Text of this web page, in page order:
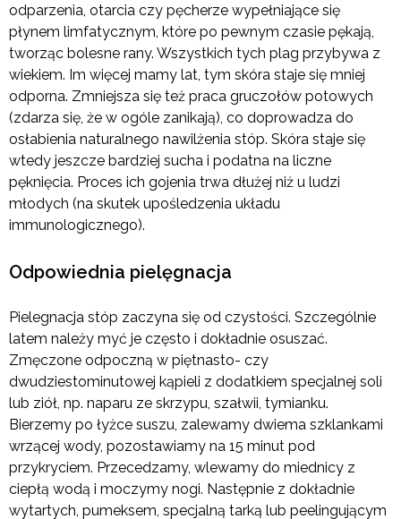
odparzenia, otarcia czy pęcherze wypełniające się
płynem limfatycznym, które po pewnym czasie pękają,
tworząc bolesne rany. Wszystkich tych plag przybywa z
wiekiem. Im więcej mamy lat, tym skóra staje się mniej
odporna. Zmniejsza się też praca gruczołów potowych
(zdarza się, że w ogóle zanikają), co doprowadza do
osłabienia naturalnego nawilżenia stóp. Skóra staje się
wtedy jeszcze bardziej sucha i podatna na liczne
pęknięcia. Proces ich gojenia trwa dłużej niż u ludzi
młodych (na skutek upośledzenia układu
immunologicznego).
Odpowiednia pielęgnacja
Pielegnacja stóp zaczyna się od czystości. Szczególnie
latem należy myć je często i dokładnie osuszać.
Zmęczone odpoczną w piętnasto- czy
dwudziestominutowej kąpieli z dodatkiem specjalnej soli
lub ziół, np. naparu ze skrzypu, szałwii, tymianku.
Bierzemy po łyżce suszu, zalewamy dwiema szklankami
wrzącej wody, pozostawiamy na 15 minut pod
przykryciem. Przecedzamy, wlewamy do miednicy z
ciepłą wodą i moczymy nogi. Następnie z dokładnie
wytartych, pumeksem, specjalną tarką lub peelingującym